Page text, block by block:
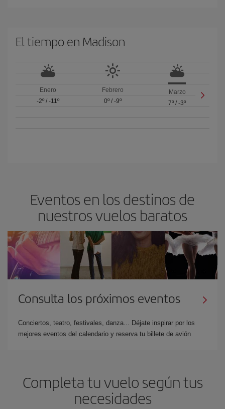
El tiempo en Madison
Enero
-2º/ -11º
Febrero
0º/ -9º
Marzo
7º /-3º
Eventos en los destinos de
nuestros vuelos baratos
Consulta los próximos eventos
Conciertos, teatro, festivales, danza... Déjate inspirar por los
mejores eventos del calendario y reserva tu billete de avión
Completa tu vuelo según tus
necesidades